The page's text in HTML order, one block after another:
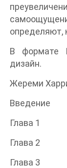
определяют,
В формате
дизайн.
Жереми
Введение
Глава 1
Глава 2
Глава 3